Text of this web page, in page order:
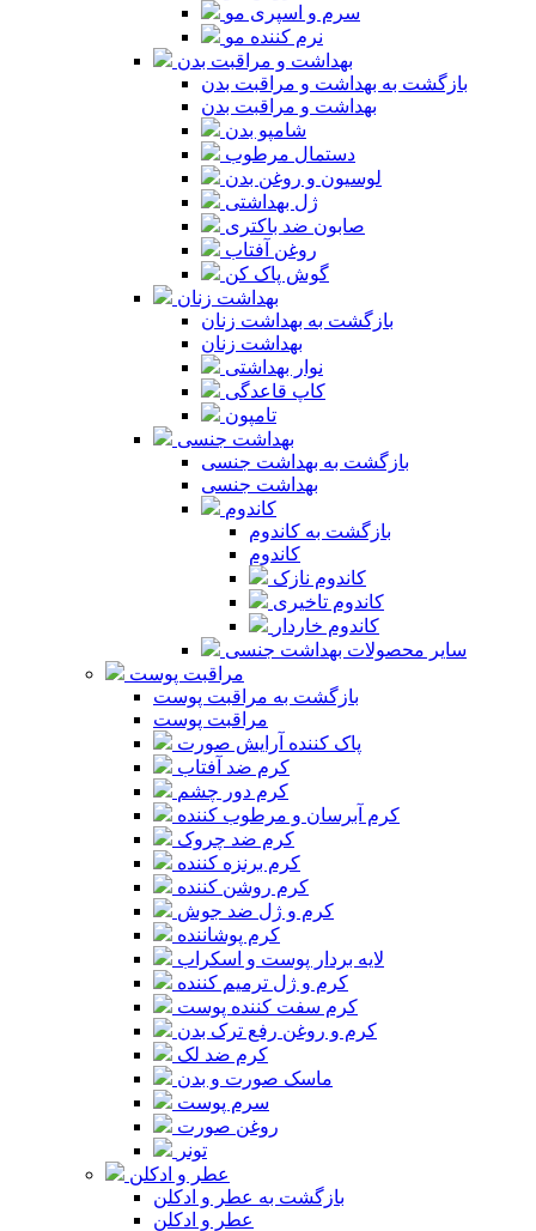
سرم و اسپری مو
نرم کننده مو
بهداشت و مراقبت بدن
بازگشت به بهداشت و مراقبت بدن
بهداشت و مراقبت بدن
شامپو بدن
دستمال مرطوب
لوسیون و روغن بدن
ژل بهداشتی
صابون ضد باکتری
روغن آفتاب
گوش پاک کن
بهداشت زنان
بازگشت به بهداشت زنان
بهداشت زنان
نوار بهداشتی
کاپ قاعدگی
تامپون
بهداشت جنسی
بازگشت به بهداشت جنسی
بهداشت جنسی
کاندوم
بازگشت به کاندوم
کاندوم
کاندوم نازک
کاندوم تاخیری
کاندوم خاردار
سایر محصولات بهداشت جنسی
مراقبت پوست
بازگشت به مراقبت پوست
مراقبت پوست
پاک کننده آرایش صورت
کرم ضد آفتاب
کرم دور چشم
کرم آبرسان و مرطوب کننده
کرم ضد چروک
کرم برنزه کننده
کرم روشن کننده
کرم و ژل ضد جوش
کرم پوشاننده
لایه بردار پوست و اسکراب
کرم و ژل ترمیم کننده
کرم سفت کننده پوست
کرم و روغن رفع ترک بدن
کرم ضد لک
ماسک صورت و بدن
سرم پوست
روغن صورت
تونر
عطر و ادکلن
بازگشت به عطر و ادکلن
عطر و ادکلن